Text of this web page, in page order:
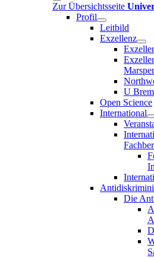
Zur Übersichtsseite
Profil
Leitbild
Exzellenz
U
Open Science
International
Die